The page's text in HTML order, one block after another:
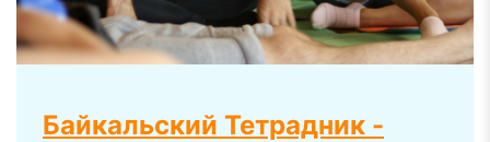
Байкальский Тетрадник -